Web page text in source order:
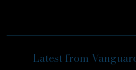
Latest from